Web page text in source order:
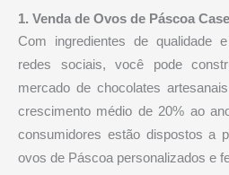
1. Venda de Ovos de Páscoa
Com ingredientes de qualidade
redes sociais, você pode
mercado de chocolates
crescimento médio de 20% ao
consumidores estão dispostos a
ovos de Páscoa personalizados e